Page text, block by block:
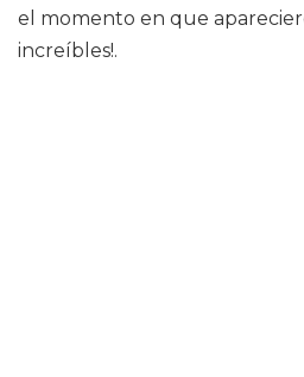
el momento en que
increíbles!.